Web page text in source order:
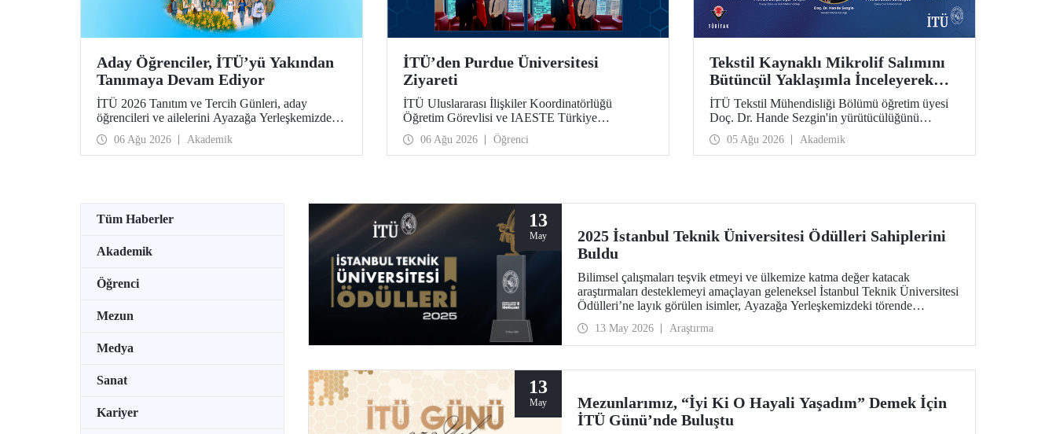
Aday Öğrenciler, İTÜ’yü Yakından
Tanımaya Devam Ediyor
İTÜ 2026 Tanıtım ve Tercih Günleri, aday
öğrencileri ve ailelerini Ayazağa Yerleşkemizde
ağırlamaya devam ediyor. Tanıtım ve Tercih
Günleri 7 Ağustos’ta tamamlanacak, ilgili fakülte
ve birimler adaylara bilgi vermeye devam edecek.
06 Ağu 2026 Akademik
İTÜ’den Purdue Üniversitesi
Ziyareti
İTÜ Uluslararası İlişkiler Koordinatörlüğü
Öğretim Görevlisi ve IAESTE Türkiye
Sorumlusu Cahit Okan, akademik ilişkileri ve iş
birliğini geliştirmek amacıyla 20-27 Temmuz
tarihlerinde ABD’de dünyanın önde gelen
06 Ağu 2026 Öğrenci
Tekstil Kaynaklı Mikrolif Salımını
Bütüncül Yaklaşımla İnceleyerek
Analiz ve Azaltım Stratejileri
Geliştirecek Projeye TÜBİTAK
Desteği
İTÜ Tekstil Mühendisliği Bölümü öğretim üyesi
Doç. Dr. Hande Sezgin'in yürütücülüğünü
üstlendiği “Sürdürülebilir Pamuk ve Polyester
Esaslı Tekstil Ürünlerinde Kullanım Koşullarına
Bağlı Mikrolif Salımı: Aşınma, UV Maruziyeti ve
proje, TÜBİTAK 2515 – COST Aksiyon Üyeleri
desteklenmeye hak kazandı.
05 Ağu 2026 Akademik
Tüm Haberler
Akademik
Öğrenci
Mezun
Medya
Sanat
Kariyer
13
May
2025 İstanbul Teknik Üniversitesi Ödülleri Sahiplerini
Buldu
Bilimsel çalışmaları teşvik etmeyi ve ülkemize katma değer katacak
araştırmaları desteklemeyi amaçlayan geleneksel İstanbul Teknik Üniversitesi
Ödülleri’ne layık görülen isimler, Ayazağa Yerleşkemizdeki törende
13 May 2026 Araştırma
13
May
Mezunlarımız, “İyi Ki O Hayali Yaşadım” Demek İçin
İTÜ Günü’nde Buluştu